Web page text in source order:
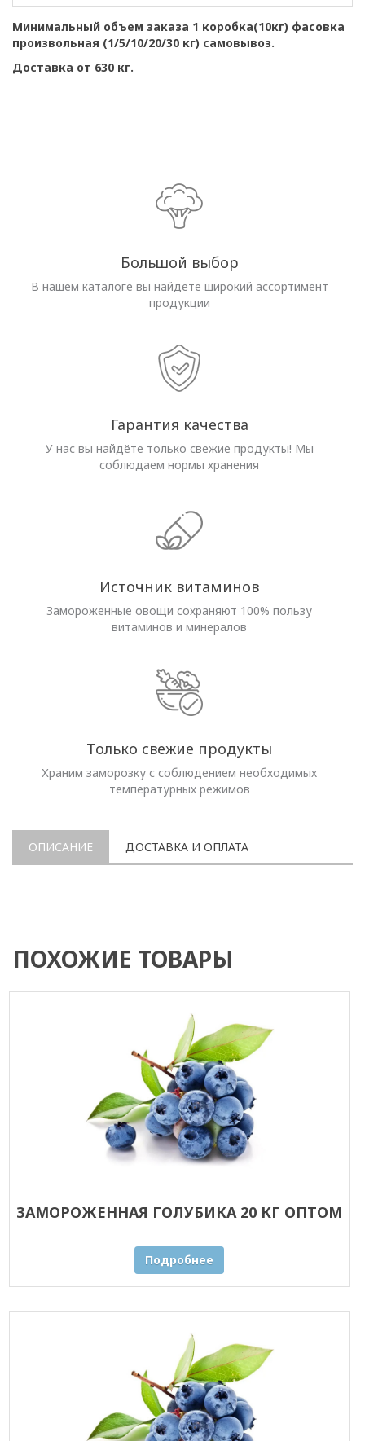
Минимальный объем заказа 1 коробка(10кг) фасовка
произвольная (1/5/10/20/30 кг) самовывоз.
Доставка от 630 кг.
Большой выбор
В нашем каталоге вы найдёте широкий ассортимент
продукции
Гарантия качества
У нас вы найдёте только свежие продукты! Мы
соблюдаем нормы хранения
Источник витаминов
Замороженные овощи сохраняют 100% пользу
витаминов и минералов
Только свежие продукты
Храним заморозку с соблюдением необходимых
температурных режимов
ОПИСАНИЕ ДОСТАВКА И ОПЛАТА
ПОХОЖИЕ ТОВАРЫ
ЗАМОРОЖЕННАЯ ГОЛУБИКА 20 КГ ОПТОМ
Подробнее